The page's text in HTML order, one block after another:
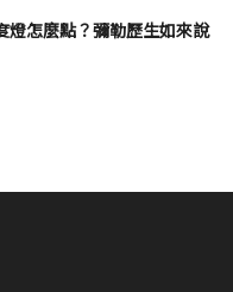
燈怎麼點？彌勒歷生如來說